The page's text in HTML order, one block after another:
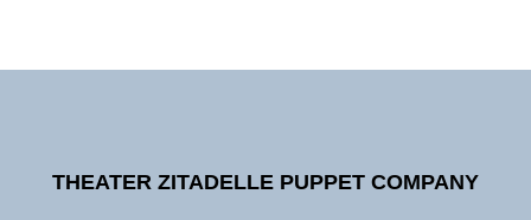
THEATER ZITADELLE PUPPET COMPANY